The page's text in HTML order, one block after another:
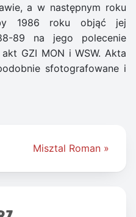
a w następnym roku
1986 roku objąć jej
89 na jego polecenie
GZI MON i WSW. Akta
sfotografowane i
Misztal Roman »